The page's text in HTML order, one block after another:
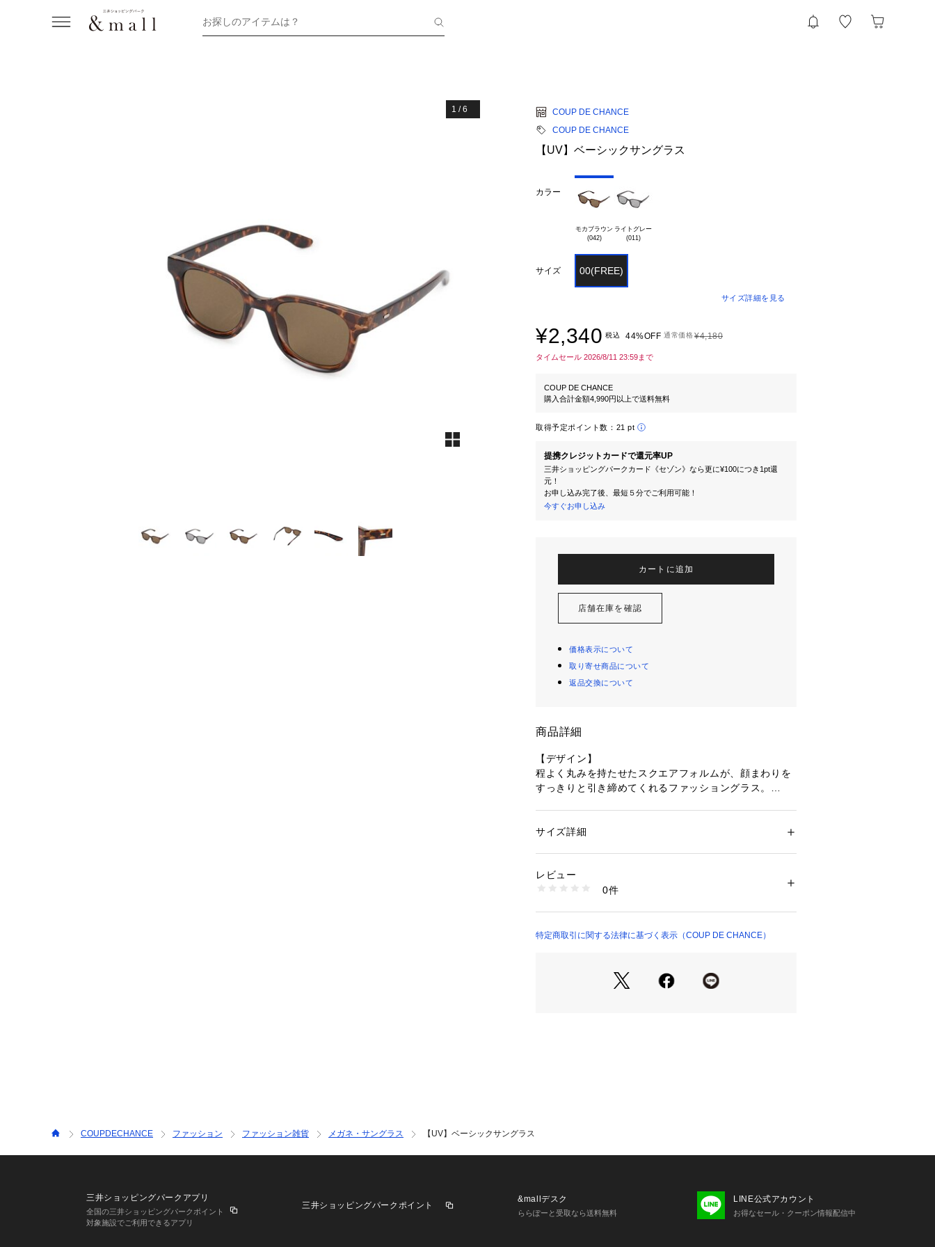
お探しのアイテムは？
1 /6
COUP DE CHANCE
COUP DE CHANCE
【UV】ベーシックサングラス
カラー
モカブラウン
(042)
ライトグレー
(011)
サイズ 00(FREE)
サイズ詳細を見る
¥2,340 税込 44%OFF 通常価格¥4,180
タイムセール 2026/8/11 23:59まで
COUP DE CHANCE
購入合計金額4,990円以上で送料無料
取得予定ポイント数： 21 pt
提携クレジットカードで還元率UP
三井ショッピングパークカード《セゾン》なら更に¥100につき1pt還
元！
お申し込み完了後、最短５分でご利用可能！
今すぐお申し込み
カートに追加
店舗在庫を確認
価格表示について
取り寄せ商品について
返品交換について
商品詳細
【デザイン】
程よく丸みを持たせたスクエアフォルムが、顔まわりを
すっきりと引き締めてくれるファッショングラス。
ブラックはシャープで洗練された印象に。
リングにさりげないアクセントを添えてくれる一本で
シンプルなニットやシャツに合わせるだけで、こなれた
としてもおすすめです。
旅行やドライブなどのリラックスシーンから、タウンユ
オンラインサイトの各アイテムにある「ハートマーク」
【おすすめPOINT】
お得な情報をGETできます！！
性別：レディース
プラスチック（塗装） テンプル: プラスチック（塗装） 可視光線
透過率: テンプル内側に表示 紫外線透過率1.0％
商品番号：1601500004342 （モール）
サイズ詳細
レビュー
0件
特定商取引に関する法律に基づく表示（COUP DE CHANCE）
COUPDECHANCE ファッション ファッション雑貨 メガネ・サングラス 【UV】ベーシックサングラス
三井ショッピングパークアプリ
全国の三井ショッピングパークポイント
対象施設でご利用できるアプリ
三井ショッピングパークポイント
&mallデスク
ららぽーと受取なら送料無料
LINE公式アカウント
お得なセール・クーポン情報配信中